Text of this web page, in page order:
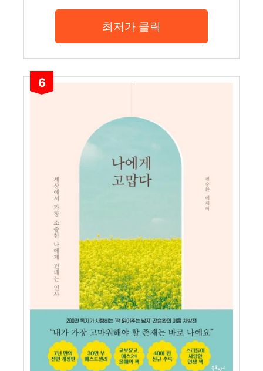
최저가 클릭
6